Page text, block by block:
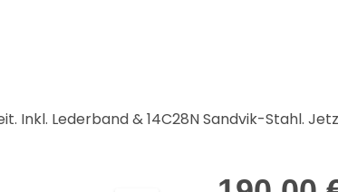
Inkl. Lederband & 14C28N Sandvik-Stahl.
Regulärer Preis: